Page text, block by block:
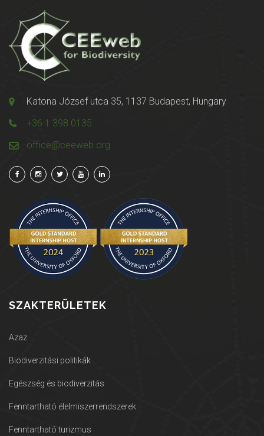
Katona József utca 35, 1137 Budapest, Hungary
+36 1 398 0135
office@ceeweb.org
SZAKTERÜLETEK
Azaz
Biodiverzitási politikák
Egészség és biodiverzitás
Fenntartható élelmiszerrendszerek
Fenntartható turizmus